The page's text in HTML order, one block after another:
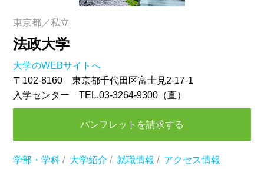
東京都／私立
法政大学
大学のWEBサイトへ
〒102-8160 東京都千代田区富士見2-17-1
入学センター TEL.03-3264-9300（直）
パンフレットを請求する
学部・学科 / 大学紹介 / 就職情報 / アクセス情報